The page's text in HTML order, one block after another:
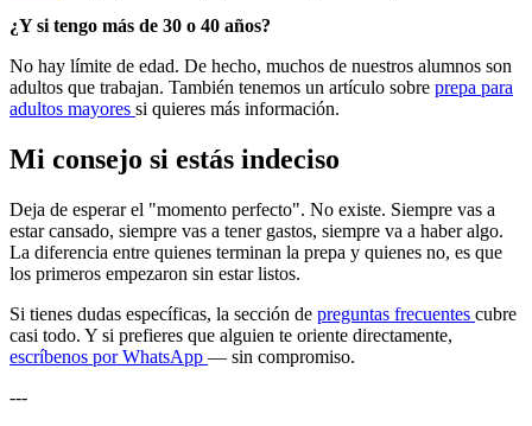
¿Y si tengo más de 30 o 40 años?
No hay límite de edad. De hecho, muchos de nuestros alumnos son
adultos que trabajan. También tenemos un artículo sobre prepa para
adultos mayores si quieres más información.
Mi consejo si estás indeciso
Deja de esperar el "momento perfecto". No existe. Siempre vas a
estar cansado, siempre vas a tener gastos, siempre va a haber algo.
La diferencia entre quienes terminan la prepa y quienes no, es que
los primeros empezaron sin estar listos.
Si tienes dudas específicas, la sección de preguntas frecuentes cubre
casi todo. Y si prefieres que alguien te oriente directamente,
escríbenos por WhatsApp — sin compromiso.
---